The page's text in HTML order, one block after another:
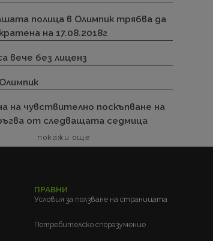
полица в Олимпик трябва да
на 17.08.2018г
вече без лиценз
на чувствително поскъпване на
от следващата седмица
покажи още
ПРАВНИ
Условия за ползване на страницата
Потребителско споразумение